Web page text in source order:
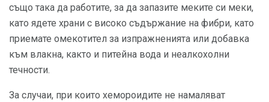
също така да работите, за да запазите меките си меки,
като ядете храни с високо съдържание на фибри, като
приемате омекотител за изпражненията или добавка
към влакна, както и питейна вода и неалкохолни
течности.
За случаи, при които хемороидите не намаляват